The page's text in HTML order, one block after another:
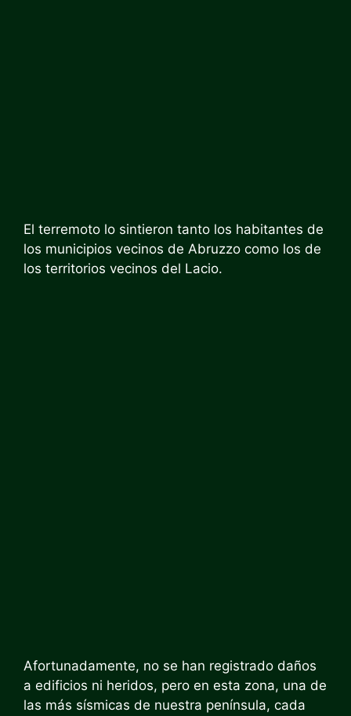
El terremoto lo sintieron tanto los habitantes de
los municipios vecinos de Abruzzo como los de
los territorios vecinos del Lacio.
Afortunadamente, no se han registrado daños
a edificios ni heridos, pero en esta zona, una de
las más sísmicas de nuestra península, cada